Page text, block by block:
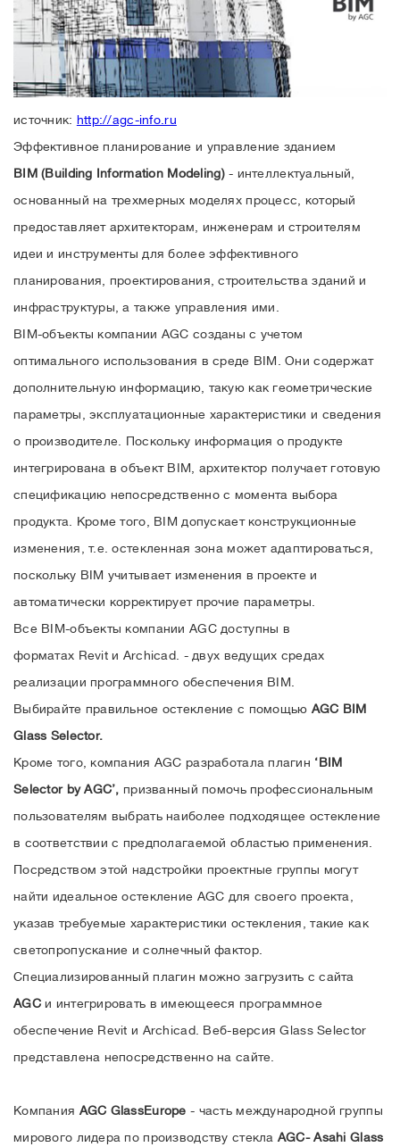
источник: http://agc-info.ru
Эффективное планирование и управление зданием
BIM (Building Information Modeling)- интеллектуальный,
основанный на трехмерных моделях процесс, который
предоставляет архитекторам, инженерам и строителям
идеи и инструменты для более эффективного
планирования, проектирования, строительства зданий и
инфраструктуры, а также управления ими.
BIM-объекты компании AGC созданы с учетом
оптимального использования в среде BIM. Они содержат
дополнительную информацию, такую как геометрические
параметры, эксплуатационные характеристики и сведения
о производителе. Поскольку информация о продукте
интегрирована в объект BIM, архитектор получает готовую
спецификацию непосредственно с момента выбора
продукта. Кроме того, BIM допускает конструкционные
изменения, т.е. остекленная зона может адаптироваться,
поскольку BIM учитывает изменения в проекте и
автоматически корректирует прочие параметры.
Все BIM-объекты компании AGC доступны в
форматах Revit и Archicad. - двух ведущих средах
реализации программного обеспечения BIM.
Выбирайте правильное остекление с помощью AGC BIM
Glass Selector.
Кроме того, компания AGC разработала плагин ‘BIM
Selector by AGC’, призванный помочь профессиональным
пользователям выбрать наиболее подходящее остекление
в соответствии с предполагаемой областью применения.
Посредством этой надстройки проектные группы могут
найти идеальное остекление AGC для своего проекта,
указав требуемые характеристики остекления, такие как
светопропускание и солнечный фактор.
Специализированный плагин можно загрузить с сайта
AGCи интегрировать в имеющееся программное
обеспечение Revit и Archicad. Веб-версия Glass Selector
представлена непосредственно на сайте.
Компания AGC GlassEurope- часть международной группы
мирового лидера по производству стекла AGC- Asahi Glass